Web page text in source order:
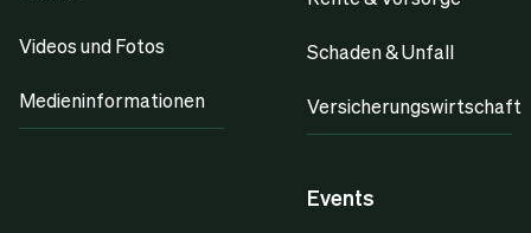
Videos und Fotos
Medieninformationen
Schaden & Unfall
Versicherungswirtschaft
Events